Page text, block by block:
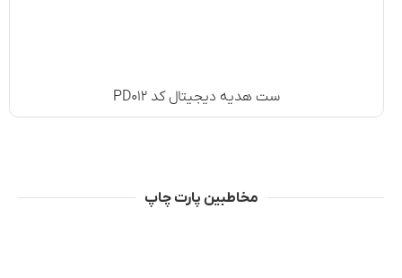
ست هدیه دیجیتال کد PD۰۱۲
مخاطبین پارت چاپ